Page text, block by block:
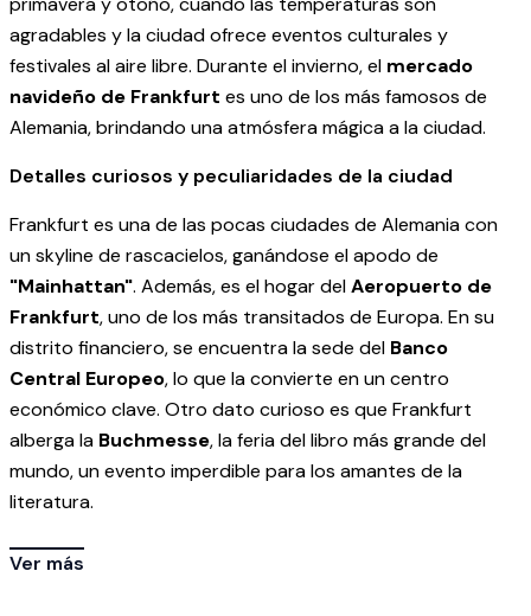
agradables y la ciudad ofrece eventos culturales y
festivales al aire libre. Durante el invierno, el mercado
navideño de Frankfurt es uno de los más famosos de
Alemania, brindando una atmósfera mágica a la ciudad.
Detalles curiosos y peculiaridades de la ciudad
Frankfurt es una de las pocas ciudades de Alemania con
un skyline de rascacielos, ganándose el apodo de
"Mainhattan". Además, es el hogar delAeropuerto de
Frankfurt, uno de los más transitados de Europa. En su
distrito financiero, se encuentra la sede del Banco
Central Europeo, lo que la convierte en un centro
económico clave. Otro dato curioso es que Frankfurt
alberga la Buchmesse, la feria del libro más grande del
mundo, un evento imperdible para los amantes de la
literatura.
Ver más